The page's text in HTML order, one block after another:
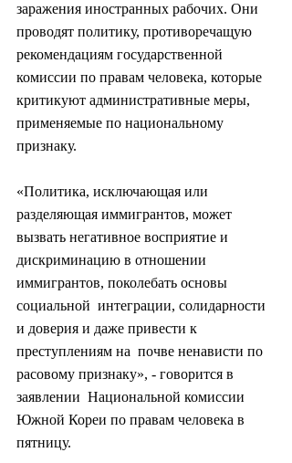
заражения иностранных рабочих. Они
проводят политику, противоречащую
рекомендациям государственной
комиссии по правам человека, которые
критикуют административные меры,
применяемые по национальному
признаку.
«Политика, исключающая или
разделяющая иммигрантов, может
вызвать негативное восприятие и
дискриминацию в отношении
иммигрантов, поколебать основы
социальной  интеграции, солидарности
и доверия и даже привести к
преступлениям на  почве ненависти по
расовому признаку», - говорится в
заявлении  Национальной комиссии
Южной Кореи по правам человека в
пятницу.